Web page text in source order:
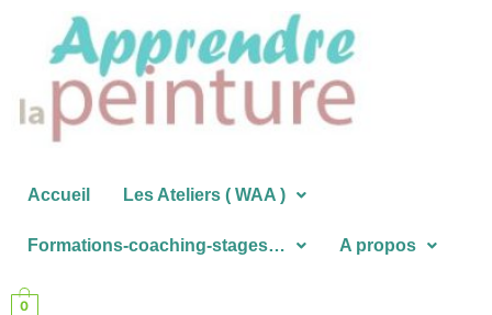
contenu
Accueil Les Ateliers ( WAA )
Formations-coaching-stages… A propos
0